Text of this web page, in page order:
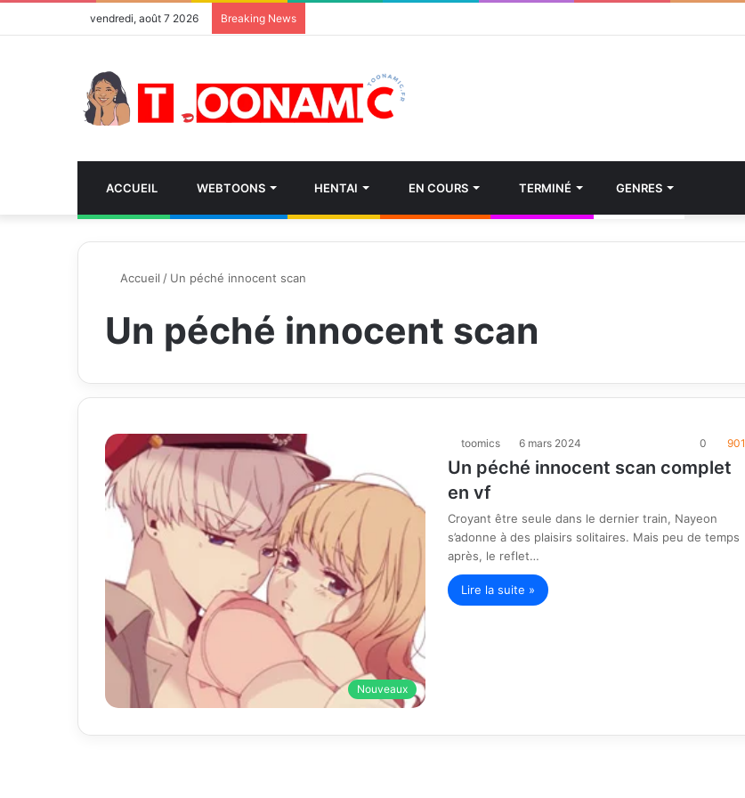
vendredi, août 7 2026 Breaking News
ACCUEIL WEBTOONS HENTAI EN COURS TERMINÉ GENRES
Accueil / Un péché innocent scan
Un péché innocent scan
Nouveaux
toomics 6 mars 2024 0 901
Un péché innocent scan complet
en vf
Croyant être seule dans le dernier train, Nayeon
s’adonne à des plaisirs solitaires. Mais peu de temps
après, le reflet…
Lire la suite »